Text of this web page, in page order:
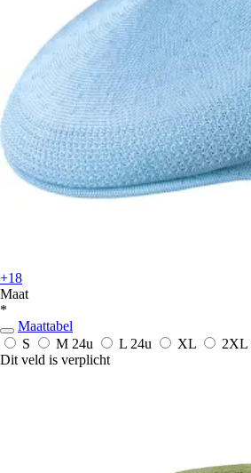
+18
Maat
*
Maattabel
S
M 24u L 24u XL 2XL
Dit veld is verplicht